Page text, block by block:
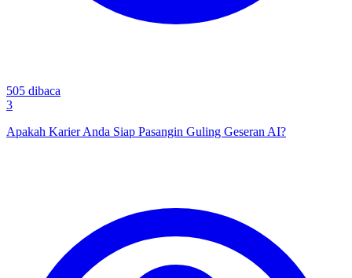
505 dibaca
3
Apakah Karier Anda Siap Pasangin Guling Geseran AI?